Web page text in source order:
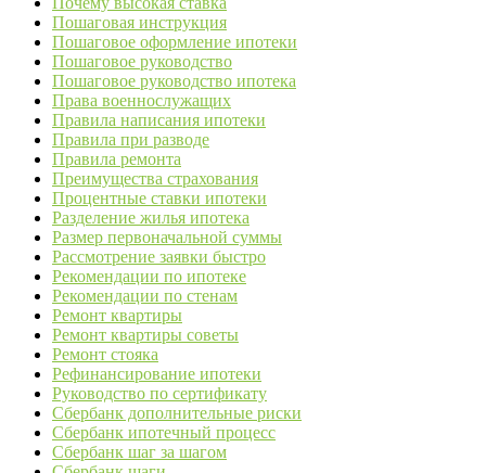
Пошаговая инструкция
Пошаговое оформление ипотеки
Пошаговое руководство
Пошаговое руководство ипотека
Права военнослужащих
Правила написания ипотеки
Правила при разводе
Правила ремонта
Преимущества страхования
Процентные ставки ипотеки
Разделение жилья ипотека
Размер первоначальной суммы
Рассмотрение заявки быстро
Рекомендации по ипотеке
Рекомендации по стенам
Ремонт квартиры
Ремонт квартиры советы
Ремонт стояка
Рефинансирование ипотеки
Руководство по сертификату
Сбербанк дополнительные риски
Сбербанк ипотечный процесс
Сбербанк шаг за шагом